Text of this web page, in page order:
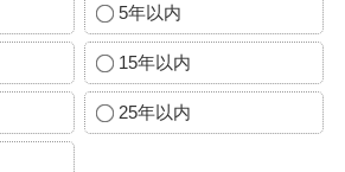
5年以内
15年以内
25年以内